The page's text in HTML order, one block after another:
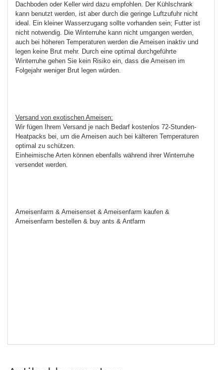
Dachboden oder Keller wird dazu empfohlen. Der Kühlschrank
kann benutzt werden, ist aber durch die geringe Luftzufuhr nicht
ideal. Ein kleiner Wasserzugang sollte vorhanden sein; Futter ist
nicht notwendig. Die Winterruhe kann nicht umgangen werden,
auch bei höheren Temperaturen werden die Ameisen inaktiv und
legen keine Brut mehr. Durch eine optimal durchgeführte
Winterruhe gehen Sie kein Risiko ein, dass die Ameisen im
Folgejahr weniger Brut legen würden.
Versand von exotischen Ameisen:
Wir fügen Ihrem Versand je nach Bedarf kostenlos 72-Stunden-
Heatpacks bei, um die Ameisen auch bei kälteren Temperaturen
optimal zu schützen.
Einheimische Arten können ebenfalls während ihrer Winterruhe
versendet werden.
Ameisenfarm & Ameisenset & Ameisenfarm kaufen &
Ameisenfarm bestellen & buy ants & Antfarm